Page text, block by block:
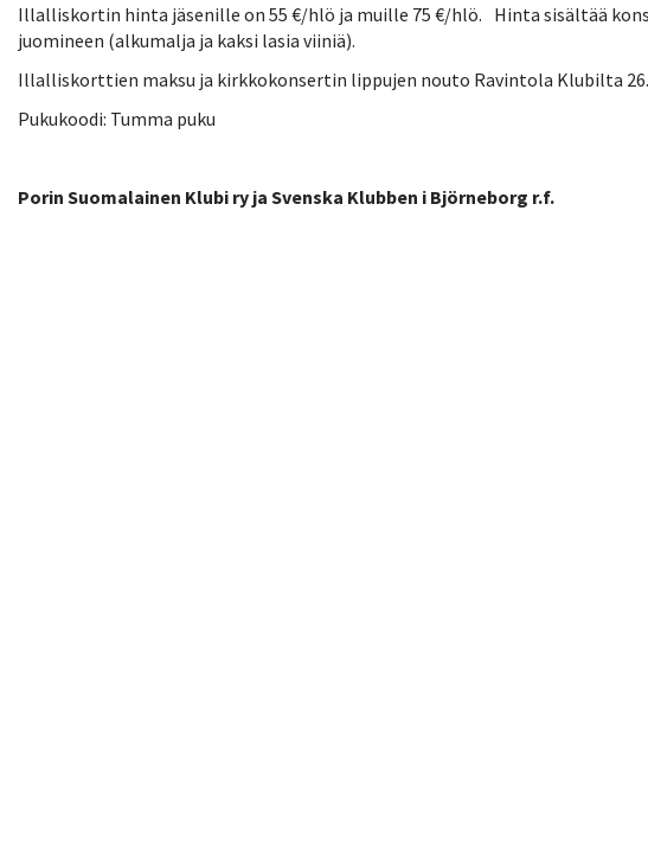
Illalliskortin hinta jäsenille on 55 €/hlö ja muille 75 €/hlö. Hinta sisältää
juomineen (alkumalja ja kaksi lasia viiniä).
Illalliskorttien maksu ja kirkkokonsertin lippujen nouto Ravintola Klubilta
Pukukoodi: Tumma puku
Porin Suomalainen Klubi ry ja Svenska Klubben i Björneborg r.f.